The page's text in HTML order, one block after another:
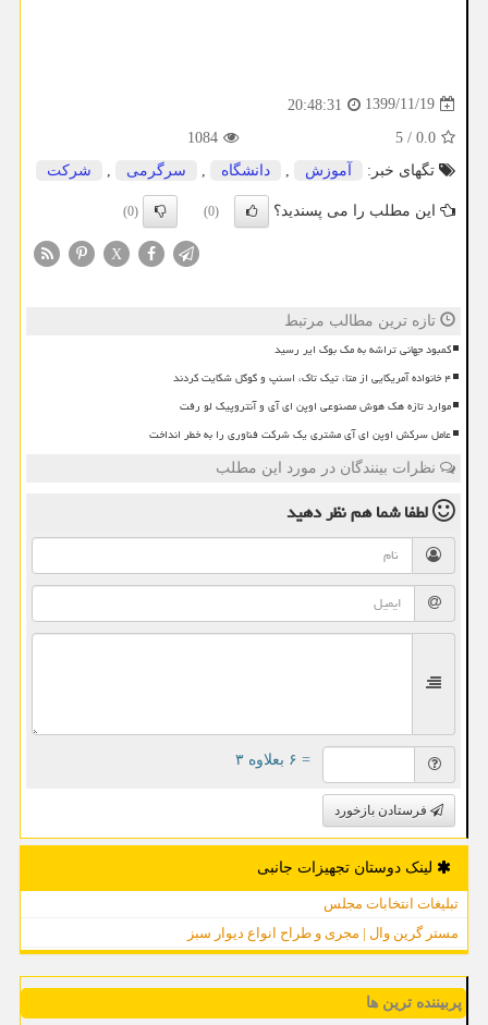
1399/11/19
20:48:31
0.0
/
5
1084
تگهای خبر:
آموزش دانشگاه سرگرمی شركت
این مطلب را می پسندید؟ (0)
(0)
X
تازه ترین مطالب مرتبط
کمبود جهانی تراشه به مک بوک ایر رسید
۴ خانواده آمریکایی از متا، تیک تاک، اسنپ و گوگل شکایت کردند
موارد تازه هک هوش مصنوعی اوپن ای آی و آنتروپیک لو رفت
عامل سرکش اوپن ای آی مشتری یک شرکت فناوری را به خطر انداخت
نظرات بینندگان در مورد این مطلب
لطفا شما همنظر دهید
= ۶ بعلاوه ۳
فرستادن بازخورد
لینک دوستان تجهیزات جانبی
تبلیغات انتخابات مجلس
مستر گرین وال | مجری و طراح انواع دیوار سبز
پربیننده ترین ها